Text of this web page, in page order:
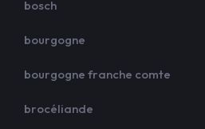
bosch
bourgogne
bourgogne franche comte
brocéliande